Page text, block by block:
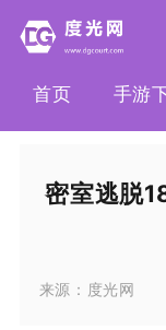
首页 手游
密室逃脱
来源： 度光网